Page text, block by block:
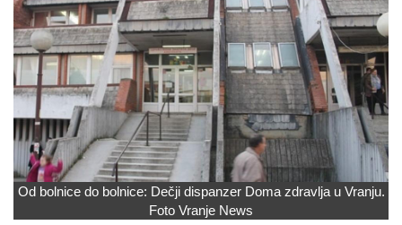
Od bolnice do bolnice: Dečji dispanzer Doma zdravlja u Vranju.
Foto Vranje News